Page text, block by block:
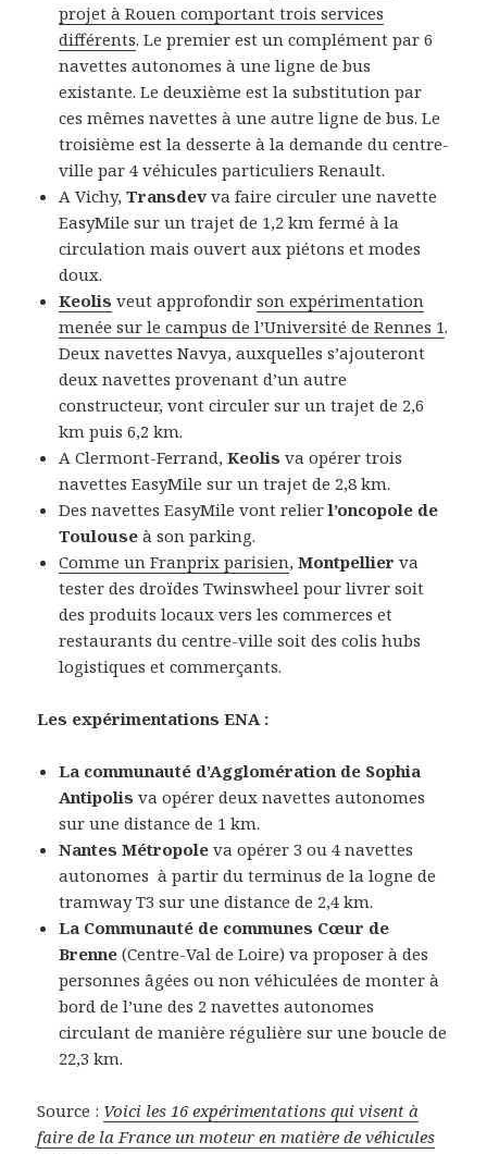
projet à Rouen comportant trois services
différents. Le premier est un complément par 6
navettes autonomes à une ligne de bus
existante. Le deuxième est la substitution par
ces mêmes navettes à une autre ligne de bus. Le
troisième est la desserte à la demande du centre-
ville par 4 véhicules particuliers Renault.
A Vichy,Transdevva faire circuler une navette
EasyMile sur un trajet de 1,2 km fermé à la
circulation mais ouvert aux piétons et modes
doux.
Keolis veut approfondirson expérimentation
menée sur le campus de l’Université de Rennes 1.
Deux navettes Navya, auxquelles s’ajouteront
deux navettes provenant d’un autre
constructeur, vont circuler sur un trajet de 2,6
km puis 6,2 km.
A Clermont-Ferrand,Keolisva opérer trois
navettes EasyMile sur un trajet de 2,8 km.
Des navettes EasyMile vont relierl’oncopole de
Toulouse à son parking.
Comme un Franprix parisien,Montpellierva
tester des droïdes Twinswheel pour livrer soit
des produits locaux vers les commerces et
restaurants du centre-ville soit des colis hubs
logistiques et commerçants.
Les expérimentations ENA :
La communauté d’Agglomération de Sophia
Antipolis va opérer deux navettes autonomes
sur une distance de 1 km.
Nantes Métropole va opérer 3 ou 4 navettes
autonomes à partir du terminus de la logne de
tramway T3 sur une distance de 2,4 km.
La Communauté de communes Cœur de
Brenne (Centre-Val de Loire) va proposer à des
personnes âgées ou non véhiculées de monter à
bord de l’une des 2 navettes autonomes
circulant de manière régulière sur une boucle de
22,3 km.
Source : Voici les 16 expérimentations qui visent à
faire de la France un moteur en matière de véhicules